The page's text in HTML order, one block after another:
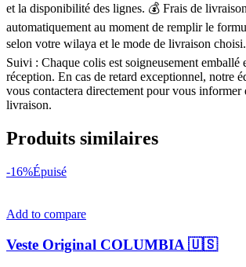
et la disponibilité des lignes. 💰 Frais de
automatiquement au moment de remplir le
selon votre wilaya et le mode de livraison
Suivi : Chaque colis est soigneusement emballé
réception. En cas de retard exceptionnel, notre
vous contactera directement pour vous informer
livraison.
Produits similaires
-16%Épuisé
Add to compare
Veste Original COLUMBIA 🇺🇸